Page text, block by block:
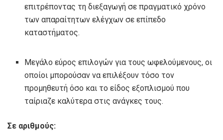
επιτρέποντας τη διεξαγωγή σε πραγματικό χρόνο
των απαραίτητων ελέγχων σε επίπεδο
καταστήματος.
Μεγάλο εύρος επιλογών για τους ωφελούμενους, οι
οποίοι μπορούσαν να επιλέξουν τόσο τον
προμηθευτή όσο και το είδος εξοπλισμού που
ταίριαζε καλύτερα στις ανάγκες τους.
Σε αριθμούς: